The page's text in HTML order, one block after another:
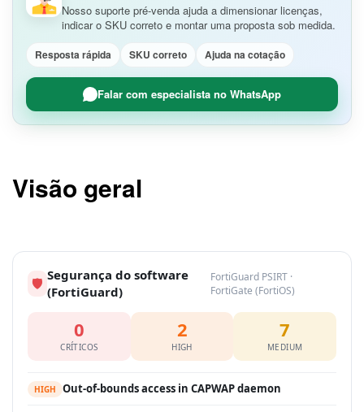
Nosso suporte pré-venda ajuda a dimensionar licenças,
indicar o SKU correto e montar uma proposta sob medida.
Resposta rápida SKU correto Ajuda na cotação
Falar com especialista no WhatsApp
Visão geral
🛡 Segurança do software
(FortiGuard)
FortiGuard PSIRT ·
FortiGate (FortiOS)
0
CRÍTICOS
2
HIGH
7
MEDIUM
HIGH Out-of-bounds access in CAPWAP daemon